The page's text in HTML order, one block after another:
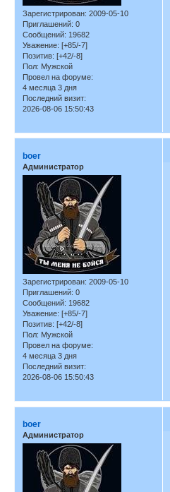
Зарегистрирован: 2009-05-10
Приглашений: 0
Сообщений: 19682
Уважение: [+85/-7]
Позитив: [+42/-8]
Пол: Мужской
Провел на форуме:
4 месяца 3 дня
Последний визит:
2026-08-06 15:50:43
boer
Администратор
Зарегистрирован: 2009-05-10
Приглашений: 0
Сообщений: 19682
Уважение: [+85/-7]
Позитив: [+42/-8]
Пол: Мужской
Провел на форуме:
4 месяца 3 дня
Последний визит:
2026-08-06 15:50:43
boer
Администратор